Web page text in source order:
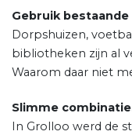
Gebruik bestaande
Dorpshuizen,
bibliotheken zijn al
Waarom daar niet
Slimme
In Grolloo werd de